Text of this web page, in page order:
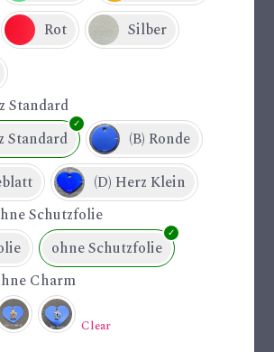
Rot
Silber
Standard
Standard
(B) Ronde
(D) Herz Klein
Schutzfolie
ohne Schutzfolie
Charm
Clear